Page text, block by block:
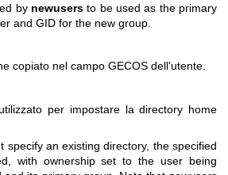
by newusers to be used as the primary
and GID for the new group.
copiato nel campo GECOS dell'utente.
per impostare la directory home
specify an existing directory, the specified
with ownership set to the user being